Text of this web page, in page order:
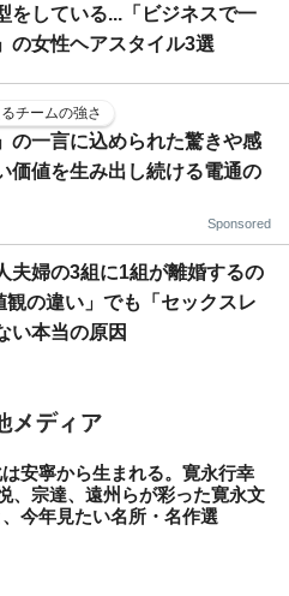
をしている...「ビジネスで一
の女性ヘアスタイル3選
チームの強さ
の一言に込められた驚きや感
価値を生み出し続ける電通の
Sponsored
夫婦の3組に1組が離婚するの
観の違い」でも「セックスレ
い本当の原因
安寧から生まれる。寛永行幸
、宗達、遠州らが彩った寛永文
今年見たい名所・名作選